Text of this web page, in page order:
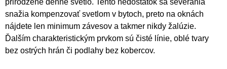
snažia kompenzovať svetlom v bytoch, preto na oknách
nájdete len minimum závesov a takmer nikdy žalúzie.
Ďalším charakteristickým prvkom sú čisté línie, oblé tvary
bez ostrých hrán či podlahy bez kobercov.